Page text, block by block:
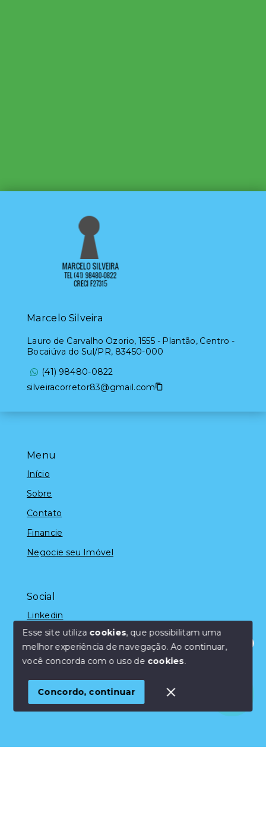
Olá! Estamos disponíveis para te ajudar.
Menu
Início
Sobre
Contato
Financie
Negocie seu Imóvel
Social
Linkedin
© Copyright 2026 - Marcelo Silveira - Todos os direitos
SITE PARA IMOBILIARIA
Marcelo Silveira
Lauro de Carvalho Ozorio, 1555 - Plantão, Centro -
Bocaiúva do Sul/PR, 83450-000
(41) 98480-0822
silveiracorretor83@gmail.com
Esse site utiliza cookies, que possibilitam uma
melhor experiência de navegação.Ao continuar,
você concorda com o uso de cookies.
Concordo, continuar